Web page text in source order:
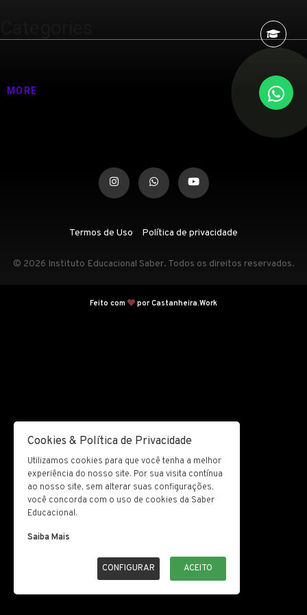
MORE
Termos de Uso Política de privacidade
© 2026 Instituto Educacional Saber. Todos os direitos reservados.
Feito com por Castanheira.Work
Cookies & Política de Privacidade
Utilizamos cookies para que você tenha a melhor
experiência do nosso site. Por sua visita contínua
ao nosso site, sem alterar suas configurações,
você concorda com o uso de cookies da Saber
Educacional.
Saiba Mais
CONFIGURAR ACEITO